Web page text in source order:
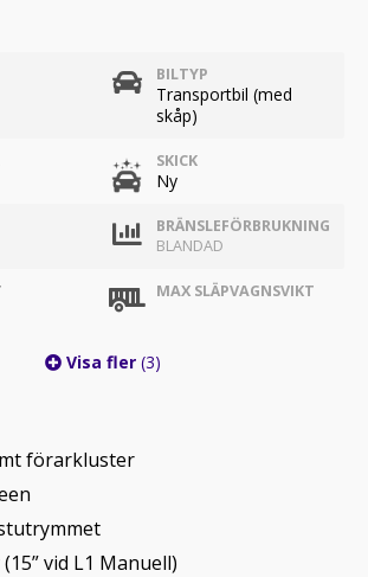
BILTYP
Transportbil (med
skåp)
SKICK
Ny
BRÄNSLEFÖRBRUKNING
BLANDAD
MAX SLÄPVAGNSVIKT
Visa fler (3)
förarkluster
vid L1 Manuell)